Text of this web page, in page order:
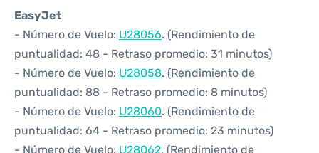
EasyJet
- Número de Vuelo: U28056. (Rendimiento de
puntualidad: 48 - Retraso promedio: 31 minutos)
- Número de Vuelo: U28058. (Rendimiento de
puntualidad: 88 - Retraso promedio: 8 minutos)
- Número de Vuelo: U28060. (Rendimiento de
puntualidad: 64 - Retraso promedio: 23 minutos)
- Número de Vuelo: U28062. (Rendimiento de